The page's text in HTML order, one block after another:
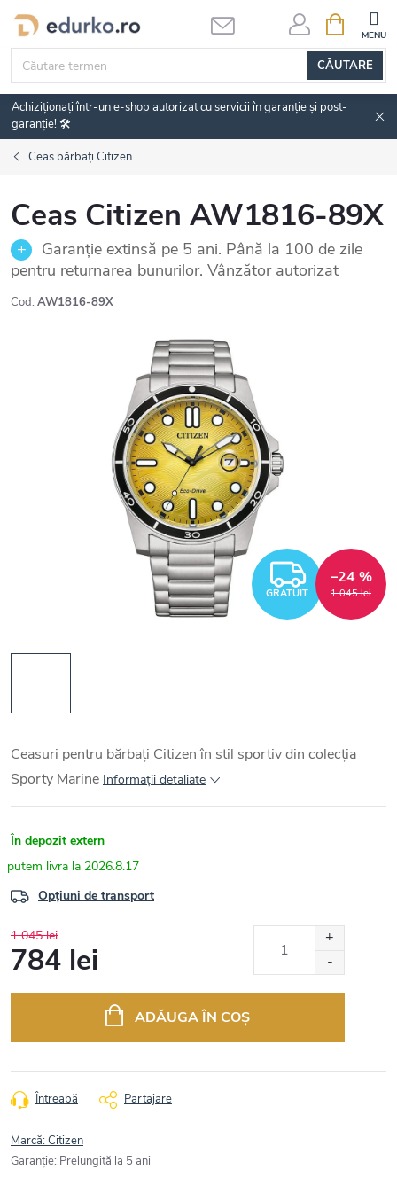
Treci
conținut
CĂUTARE
DE
Achiziționați într-un e-shop autorizat cu servicii în garanție și post-
garanție! 🛠️
Ceas bărbați Citizen
Ceas Citizen AW1816-89X
Garanție extinsă pe 5 ani. Până la 100 de zile
pentru returnarea bunurilor. Vânzător autorizat
Cod: AW1816-89X
GRATUIT 1 045 lei
–24 %
Ceasuri pentru bărbați Citizen în stil sportiv din colecția
Sporty Marine Informaţii detaliate
În depozit extern
2026.8.17
Opțiuni de transport
1 045 lei
784 lei
ADĂUGA ÎN COŞ
Întreabă Partajare
Marcă:Citizen
Garanţie: Prelungită la 5 ani